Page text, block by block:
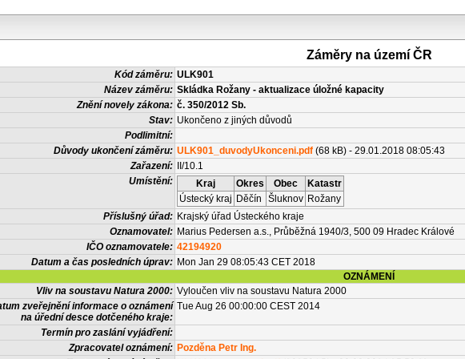
Záměry na území ČR
Kód záměru: ULK901
Název záměru: Skládka Rožany - aktualizace úložné kapacity
Znění novely zákona: č. 350/2012 Sb.
Stav: Ukončeno z jiných důvodů
Podlimitní:
Důvody ukončení záměru: ULK901_duvodyUkonceni.pdf (68 kB) - 29.01.2018 08:05:43
Zařazení:
II/10.1
Umístění:
Kraj Okres Obec
Katastr
Ústecký kraj Děčín Šluknov Rožany
Příslušný úřad: Krajský úřad Ústeckého kraje
Oznamovatel: Marius Pedersen a.s., Průběžná 1940/3, 500 09 Hradec Králové
IČO oznamovatele: 42194920
Datum a čas posledních úprav: Mon Jan 29 08:05:43 CET 2018
OZNÁMENÍ
Vliv na soustavu Natura 2000: Vyloučen vliv na soustavu Natura 2000
zveřejnění informace o oznámení
na úřední desce dotčeného kraje:
Tue Aug 26 00:00:00 CEST 2014
Termín pro zaslání vyjádření:
Zpracovatel oznámení: Pozděna Petr Ing.